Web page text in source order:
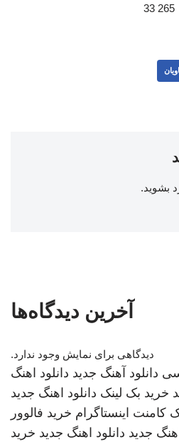
265 33
بشوید.
آخرین دیدگاه‌ها
دیدگاهی برای نمایش وجود ندارد.
دانلود آهنگ جدید دانلود اهنگ
خرید بک لینک دانلود اهنگ جدید
کامنت اینستاگرام خرید فالوور
جدید دانلود اهنگ جدید خرید